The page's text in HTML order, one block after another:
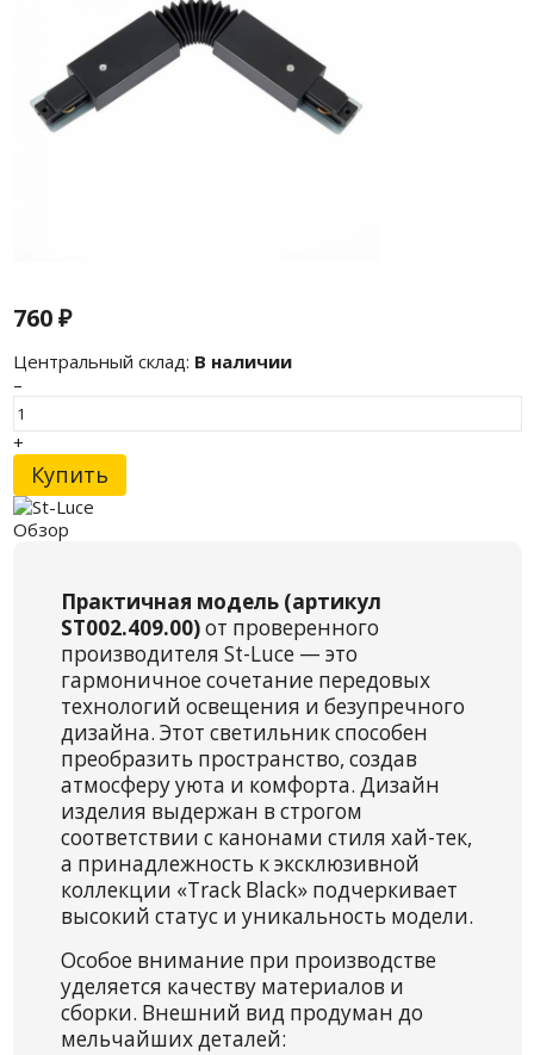
760₽
Центральный склад: В наличии
–
+
Купить
Обзор
Практичная модель (артикул
ST002.409.00)от проверенного
производителя St-Luce — это
гармоничное сочетание передовых
технологий освещения и безупречного
дизайна. Этот светильник способен
преобразить пространство, создав
атмосферу уюта и комфорта. Дизайн
изделия выдержан в строгом
соответствии с канонами стиля хай-тек,
а принадлежность к эксклюзивной
коллекции «Track Black» подчеркивает
высокий статус и уникальность модели.
Особое внимание при производстве
уделяется качеству материалов и
сборки. Внешний вид продуман до
мельчайших деталей: